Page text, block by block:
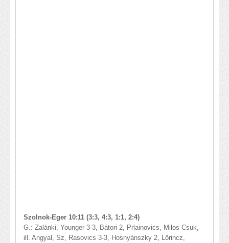
Szolnok-Eger 10:11 (3:3, 4:3, 1:1, 2:4)
G.: Zalánki, Younger 3-3, Bátori 2, Prlainovics, Milos Csuk,
ill. Angyal, Sz, Rasovics 3-3, Hosnyánszky 2, Lőrincz,